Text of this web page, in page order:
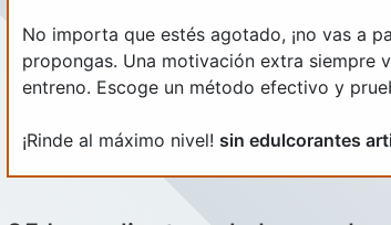
No importa que estés agotado, ¡no vas a
propongas. Una motivación extra siempre
entreno. Escoge un método efectivo y
¡Rinde al máximo nivel! sin edulcorantes